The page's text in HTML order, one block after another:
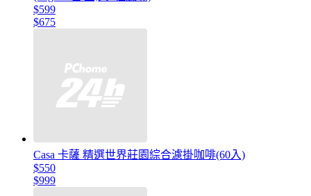
$599
$675
Casa 卡薩 精選世界莊園綜合濾掛咖啡(60入)
$550
$999